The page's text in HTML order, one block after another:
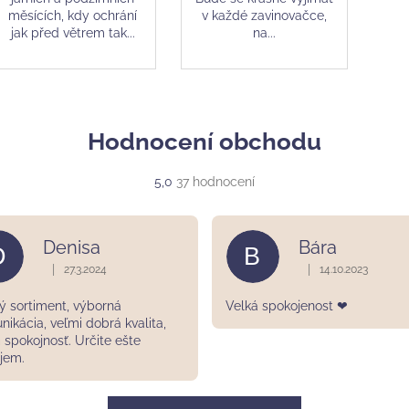
měsících, kdy ochrání
jak před větrem tak...
v každé zavinovačce,
na...
Hodnocení obchodu
5,0 Průměrné
obchodu
hvězdiček.
37 hodnocení
Denisa
Hodnocení obchodu je 5 z 5 hvězdiček.
27.3.2024
sortiment, výborná
veľmi dobrá kvalita,
spokojnosť. Určite ešte
B Bára
Hodnocení
14.10.2023
Velká spokojenost ❤